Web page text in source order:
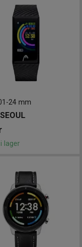
hjälper dig att
varje steg på
tryggt online
-24 mm
lager